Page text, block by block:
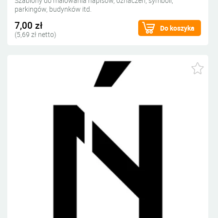
parkingów, budynków itd.
7,00 zł
(5,69 zł netto)
Do koszyka